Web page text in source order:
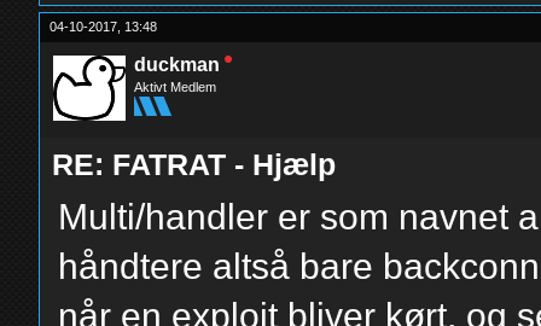
04-10-2017, 13:48
duckman
Aktivt Medlem
RE: FATRAT - Hjælp
Multi/handler er som navnet
håndtere altså bare
når en exploit bliver kørt, og